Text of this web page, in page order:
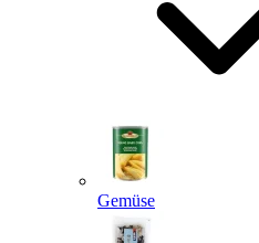
Gemüse